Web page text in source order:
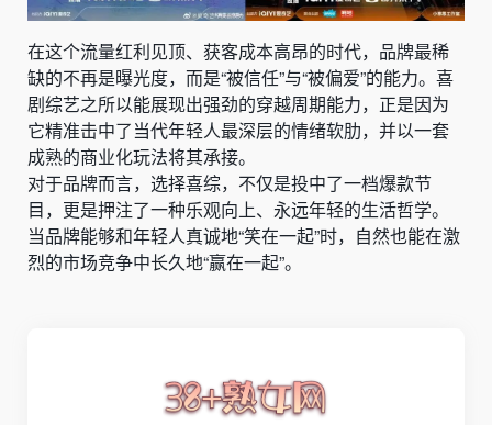
在这个流量红利见顶、获客成本高昂的时代，品牌最稀
缺的不再是曝光度，而是“被信任”与“被偏爱”的能力。喜
剧综艺之所以能展现出强劲的穿越周期能力，正是因为
它精准击中了当代年轻人最深层的情绪软肋，并以一套
成熟的商业化玩法将其承接。
对于品牌而言，选择喜综，不仅是投中了一档爆款节
目，更是押注了一种乐观向上、永远年轻的生活哲学。
当品牌能够和年轻人真诚地“笑在一起”时，自然也能在激
烈的市场竞争中长久地“赢在一起”。